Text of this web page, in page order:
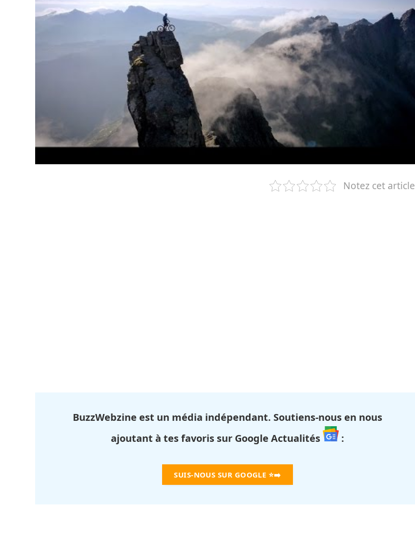
Notez cet article
BuzzWebzine est un média indépendant. Soutiens-nous en nous
ajoutant à tes favoris sur Google Actualités
:
SUIS-NOUS SUR GOOGLE ⭐➡️